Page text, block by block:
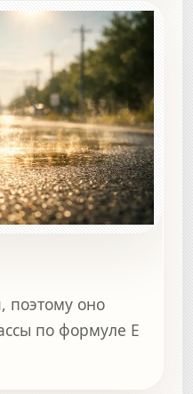
поэтому оно
по формуле E